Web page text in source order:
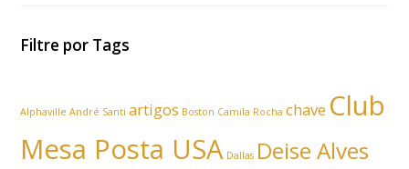
Filtre por Tags
Alphaville André Santi artigos Boston Camila Rocha chave Club
Mesa Posta USA Dallas Deise Alves